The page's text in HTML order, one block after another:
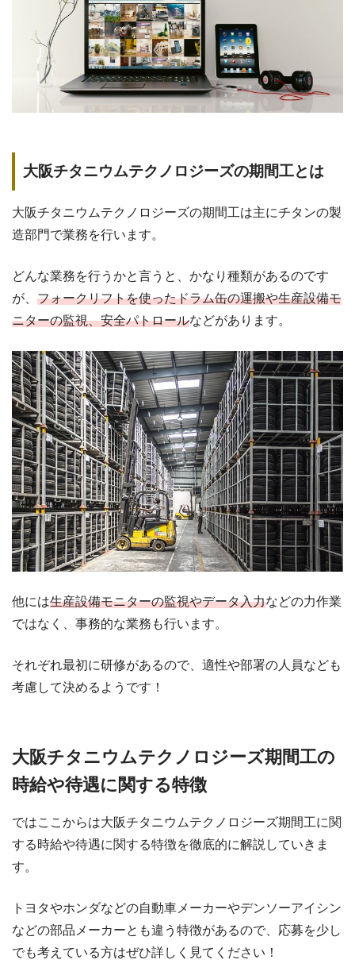
大阪チタニウムテクノロジーズの期間工とは
大阪チタニウムテクノロジーズの期間工は主にチタンの製
造部門で業務を行います。
どんな業務を行うかと言うと、かなり種類があるのです
が、 フォークリフトを使ったドラム缶の運搬や生産設備モ
ニターの監視、安全パトロールなどがあります。
他には生産設備モニターの監視やデータ入力などの力作業
ではなく、事務的な業務も行います。
それぞれ最初に研修があるので、適性や部署の人員なども
考慮して決めるようです！
大阪チタニウムテクノロジーズ期間工の
時給や待遇に関する特徴
ではここからは大阪チタニウムテクノロジーズ期間工に関
する時給や待遇に関する特徴を徹底的に解説していきま
す。
トヨタやホンダなどの自動車メーカーやデンソーアイシン
などの部品メーカーとも違う特徴があるので、応募を少し
でも考えている方はぜひ詳しく見てください！